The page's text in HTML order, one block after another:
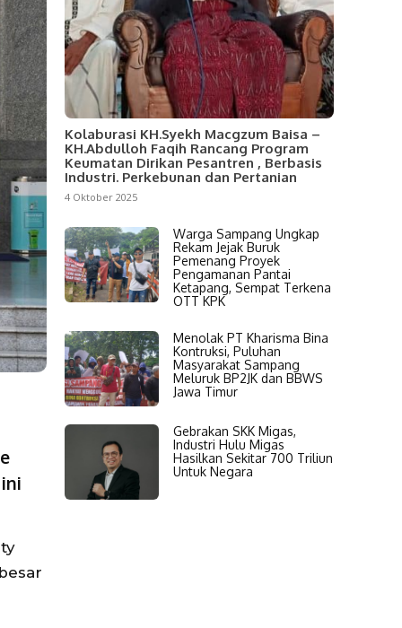
Kolaburasi KH.Syekh Macgzum Baisa –
KH.Abdulloh Faqih Rancang Program
Keumatan Dirikan Pesantren , Berbasis
Industri. Perkebunan dan Pertanian
4 Oktober 2025
Warga Sampang Ungkap
Rekam Jejak Buruk
Pemenang Proyek
Pengamanan Pantai
Ketapang, Sempat Terkena
OTT KPK
Menolak PT Kharisma Bina
Kontruksi, Puluhan
Masyarakat Sampang
Meluruk BP2JK dan BBWS
Jawa Timur
Gebrakan SKK Migas,
Industri Hulu Migas
Hasilkan Sekitar 700 Triliun
Untuk Negara